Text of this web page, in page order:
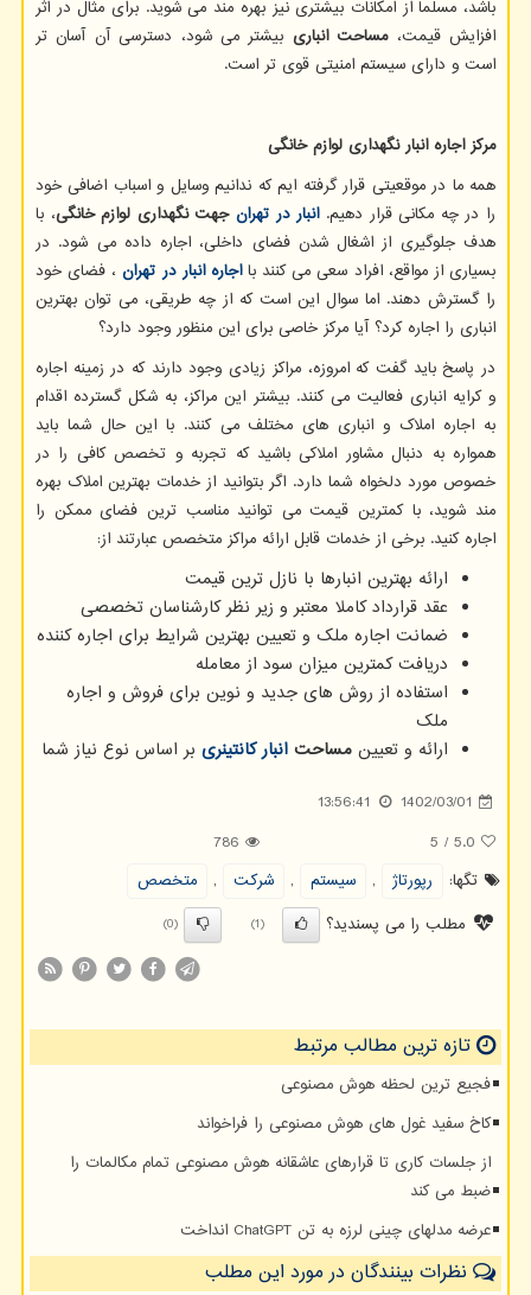
باشد، مسلما از امکانات بیشتری نیز بهره مند می شوید. برای مثال در اثر
افزایش قیمت،مساحت انباری بیشتر می شود، دسترسی آن آسان تر
است و دارای سیستم امنیتی قوی تر است.
مرکز اجاره انبار نگهداری لوازم خانگی
همه ما در موقعیتی قرار گرفته ایم که ندانیم وسایل و اسباب اضافی خود
را در چه مکانی قرار دهیم.انبار در تهرانجهت نگهداری لوازم خانگی، با
هدف جلوگیری از اشغال شدن فضای داخلی، اجاره داده می شود. در
بسیاری از مواقع، افراد سعی می کنند بااجاره انبار در تهران، فضای خود
را گسترش دهند. اما سوال این است که از چه طریقی، می توان بهترین
انباری را اجاره کرد؟ آیا مرکز خاصی برای این منظور وجود دارد؟
در پاسخ باید گفت که امروزه، مراکز زیادی وجود دارند که در زمینه اجاره
و کرایه انباری فعالیت می کنند. بیشتر این مراکز، به شکل گسترده اقدام
به اجاره املاک و انباری های مختلف می کنند. با این حال شما باید
همواره به دنبال مشاور املاکی باشید که تجربه و تخصص کافی را در
خصوص مورد دلخواه شما دارد. اگر بتوانید از خدمات بهترین املاک بهره
مند شوید، با کمترین قیمت می توانید مناسب ترین فضای ممکن را
اجاره کنید. برخی از خدمات قابل ارائه مراکز متخصص عبارتند از:
ارائه بهترین انبارها با نازل ترین قیمت
عقد قرارداد کاملا معتبر و زیر نظر کارشناسان تخصصی
ضمانت اجاره ملک و تعیین بهترین شرایط برای اجاره کننده
دریافت کمترین میزان سود از معامله
استفاده از روش های جدید و نوین برای فروش و اجاره
ملک
ارائه و تعیین مساحت انبار کانتینری بر اساس نوع نیاز شما
1402/03/01
13:56:41
5.0
/
5
786
تگها:
رپورتاژ , سیستم , شركت ,
متخصص
مطلب را می پسندید؟
(1)
(0)
تازه ترین مطالب مرتبط
فجیع ترین لحظه هوش مصنوعی
کاخ سفید غول های هوش مصنوعی را فراخواند
از جلسات کاری تا قرارهای عاشقانه هوش مصنوعی تمام مکالمات را
ضبط می کند
عرضه مدلهای چینی لرزه به تن ChatGPT انداخت
نظرات بینندگان در مورد این مطلب